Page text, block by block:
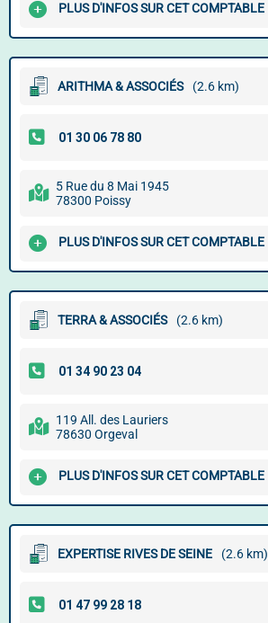
PLUS D'INFOS SUR CET COMPTABLE
ARITHMA & ASSOCIÉS (2.6 km)
5 Rue du 8 Mai 1945
78300 Poissy
PLUS D'INFOS SUR CET COMPTABLE
TERRA & ASSOCIÉS (2.6 km)
119 All. des Lauriers
78630 Orgeval
PLUS D'INFOS SUR CET COMPTABLE
EXPERTISE RIVES DE SEINE (2.6 km)